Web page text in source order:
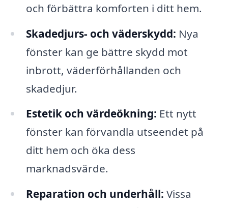
och förbättra komforten i ditt hem.
Skadedjurs- och väderskydd: Nya
fönster kan ge bättre skydd mot
inbrott, väderförhållanden och
skadedjur.
Estetik och värdeökning: Ett nytt
fönster kan förvandla utseendet på
ditt hem och öka dess
marknadsvärde.
Reparation och underhåll: Vissa